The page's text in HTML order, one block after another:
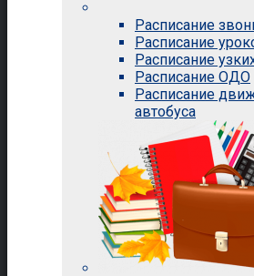
Расписание
Расписание
Расписание
Расписание ОДО
Расписание
автобуса